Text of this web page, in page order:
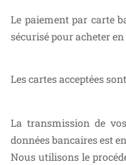
Le paiement par carte
sécurisé pour acheter
Les cartes acceptées
La transmission de
données bancaires est
Nous utilisons le